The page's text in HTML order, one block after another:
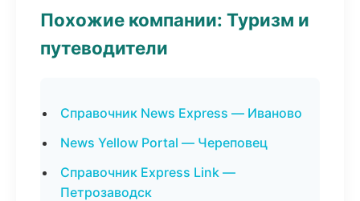
Похожие компании: Туризм и
путеводители
Справочник News Express — Иваново
News Yellow Portal — Череповец
Справочник Express Link —
Петрозаводск